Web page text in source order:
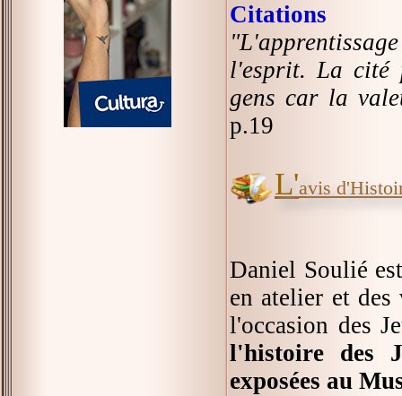
Citations
l'esprit. La cité
gens car la
p.19
L'avis
Daniel Soulié
en atelier et des
l'occasion des
l'histoire des
exposées au